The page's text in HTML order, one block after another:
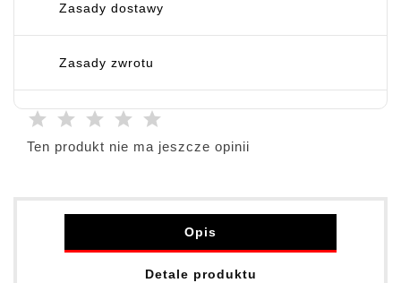
Zasady dostawy
Zasady zwrotu
Ten produkt nie ma jeszcze opinii
Opis
Detale produktu